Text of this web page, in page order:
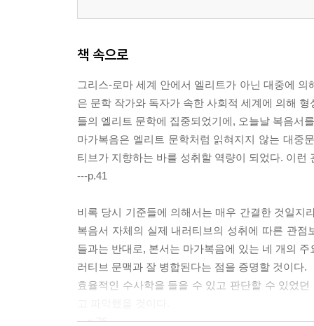
책 속으로
그리스-로마 세계 안에서 엘리트가 아닌 대중에
은 문학 작가와 독자가 속한 사회적 세계에 의해
들의 엘리트 문학에 집중되었기에, 오늘날 복음서
마가복음은 엘리트 문학처럼 읽혀지지 않는 대중
티브가 지향하는 바를 성취할 역량이 되었다. 이
---p.41
비록 당시 기준들에 의해서는 매우 간결한 것일지
복음서 자체의 실제 내러티브의 성취에 따른 관
들과는 반대로, 본서는 마가복음에 있는 네 개의
러티브 문맥과 잘 병합된다는 점을 증명할 것이다.
효율적인 수사학을 들을 수 있고 판단할 수 있었
---p.76